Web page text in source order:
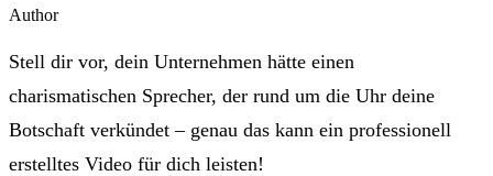
Author
Stell dir vor, dein Unternehmen hätte einen
charismatischen Sprecher, der rund um die Uhr deine
Botschaft verkündet – genau das kann ein professionell
erstelltes Video für dich leisten!